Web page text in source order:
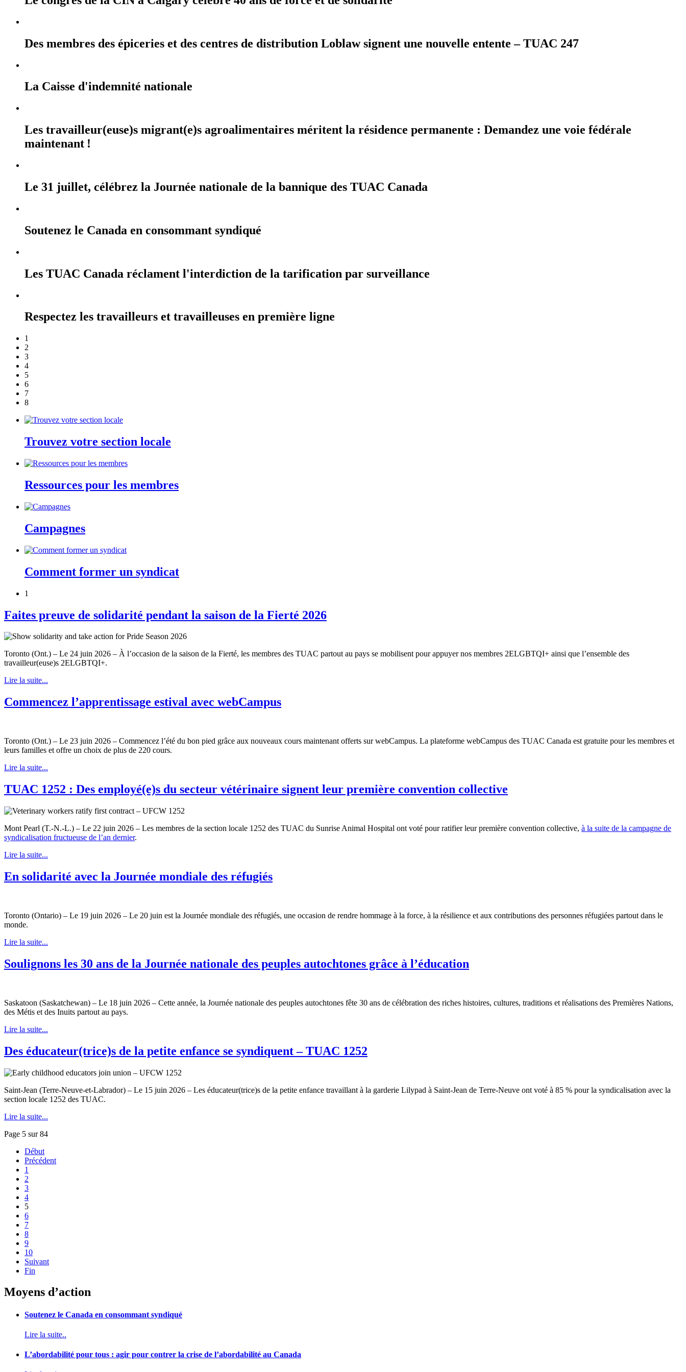
Des membres des épiceries et des centres de distribution Loblaw signent une nouvelle entente – TUAC 247
La Caisse d'indemnité nationale
Les travailleur(euse)s migrant(e)s agroalimentaires méritent la résidence permanente : Demandez une voie fédérale
maintenant !
Le 31 juillet, célébrez la Journée nationale de la bannique des TUAC Canada
Soutenez le Canada en consommant syndiqué
Les TUAC Canada réclament l'interdiction de la tarification par surveillance
Respectez les travailleurs et travailleuses en première ligne
1
2
3
4
5
6
7
8
Trouvez votre section locale
Ressources pour les membres
Campagnes
Comment former un syndicat
1
Faites preuve de solidarité pendant la saison de la Fierté 2026
Toronto (Ont.) – Le 24 juin 2026 – À l’occasion de la saison de la Fierté, les membres des TUAC partout au pays se mobilisent pour appuyer nos membres 2ELGBTQI+ ainsi que l’ensemble des
travailleur(euse)s 2ELGBTQI+.
Lire la suite...
Commencez l’apprentissage estival avec webCampus
Toronto (Ont.) – Le 23 juin 2026 – Commencez l’été du bon pied grâce aux nouveaux cours maintenant offerts sur webCampus. La plateforme webCampus des TUAC Canada est gratuite pour les membres et
leurs familles et offre un choix de plus de 220 cours.
Lire la suite...
TUAC 1252 : Des employé(e)s du secteur vétérinaire signent leur première convention collective
Mont Pearl (T.-N.-L.) – Le 22 juin 2026 – Les membres de la section locale 1252 des TUAC du Sunrise Animal Hospital ont voté pour ratifier leur première convention collective, à la suite de la campagne de
syndicalisation fructueuse de l’an dernier.
Lire la suite...
En solidarité avec la Journée mondiale des réfugiés
Toronto (Ontario) – Le 19 juin 2026 – Le 20 juin est la Journée mondiale des réfugiés, une occasion de rendre hommage à la force, à la résilience et aux contributions des personnes réfugiées partout dans le
monde.
Lire la suite...
Soulignons les 30 ans de la Journée nationale des peuples autochtones grâce à l’éducation
Saskatoon (Saskatchewan) – Le 18 juin 2026 – Cette année, la Journée nationale des peuples autochtones fête 30 ans de célébration des riches histoires, cultures, traditions et réalisations des Premières Nations,
des Métis et des Inuits partout au pays.
Lire la suite...
Des éducateur(trice)s de la petite enfance se syndiquent – TUAC 1252
Saint-Jean (Terre-Neuve-et-Labrador) – Le 15 juin 2026 – Les éducateur(trice)s de la petite enfance travaillant à la garderie Lilypad à Saint-Jean de Terre-Neuve ont voté à 85 % pour la syndicalisation avec la
section locale 1252 des TUAC.
Lire la suite...
Page 5 sur 84
Début
Précédent
1
2
3
4
5
6
7
8
9
10
Suivant
Fin
Moyens d’action
Soutenez le Canada en consommant syndiqué
Lire la suite..
L’abordabilité pour tous : agir pour contrer la crise de l’abordabilité au Canada